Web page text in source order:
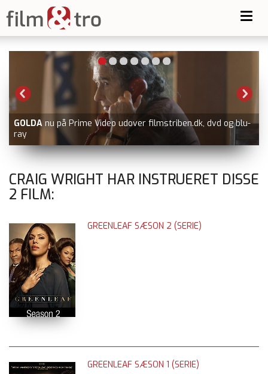
GOLDA nu på Prime Video udover filmstriben.dk, dvd og blu-
ray
CRAIG WRIGHT HAR INSTRUERET DISSE
2 FILM:
GREENLEAF SÆSON 2 (SERIE)
GREENLEAF SÆSON 1 (SERIE)